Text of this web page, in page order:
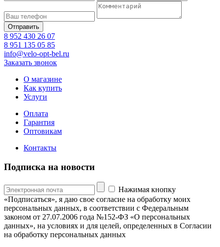
8 952 430 26 07
8 951 135 05 85
info@velo-opt-bel.ru
Заказать звонок
О магазине
Как купить
Услуги
Оплата
Гарантия
Оптовикам
Контакты
Подписка на новости
Нажимая кнопку
«Подписаться», я даю свое согласие на обработку моих
персональных данных, в соответствии с Федеральным
законом от 27.07.2006 года №152-ФЗ «О персональных
данных», на условиях и для целей, определенных в Согласии
на обработку персональных данных